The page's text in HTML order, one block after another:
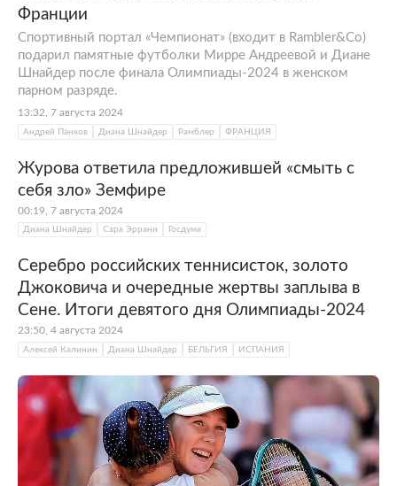
Франции
Спортивный портал «Чемпионат» (входит в Rambler&Co)
подарил памятные футболки Мирре Андреевой и Диане
Шнайдер после финала Олимпиады-2024 в женском
парном разряде.
13:32, 7 августа 2024
Андрей Панков Диана Шнайдер Рамблер ФРАНЦИЯ
Журова ответила предложившей «смыть с
себя зло» Земфире
00:19, 7 августа 2024
Диана Шнайдер Сара Эррани Госдума
Серебро российских теннисисток, золото
Джоковича и очередные жертвы заплыва в
Сене. Итоги девятого дня Олимпиады-2024
23:50, 4 августа 2024
Алексей Калинин Диана Шнайдер БЕЛЬГИЯ ИСПАНИЯ